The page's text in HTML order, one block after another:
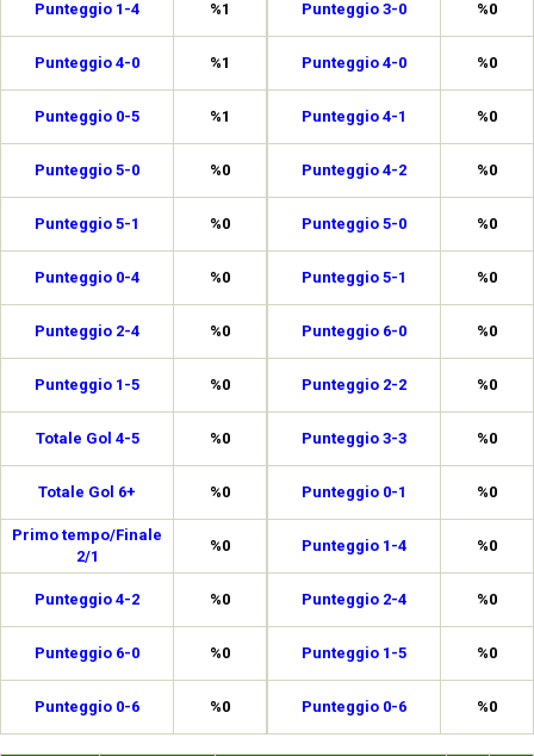
Punteggio 1-4 %1
Punteggio 4-0 %1
Punteggio 0-5 %1
Punteggio 5-0 %0
Punteggio 5-1 %0
Punteggio 0-4 %0
Punteggio 2-4 %0
Punteggio 1-5 %0
Totale Gol 4-5 %0
Totale Gol 6+ %0
Primo tempo/Finale
2/1
%0
Punteggio 4-2 %0
Punteggio 6-0 %0
Punteggio 0-6 %0
Punteggio 3-0 %0
Punteggio 4-0 %0
Punteggio 4-1 %0
Punteggio 4-2 %0
Punteggio 5-0 %0
Punteggio 5-1 %0
Punteggio 6-0 %0
Punteggio 2-2 %0
Punteggio 3-3 %0
Punteggio 0-1 %0
Punteggio 1-4 %0
Punteggio 2-4 %0
Punteggio 1-5 %0
Punteggio 0-6 %0